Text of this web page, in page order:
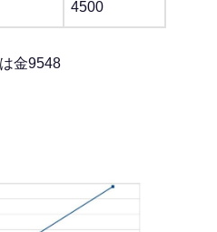
4500
金9548